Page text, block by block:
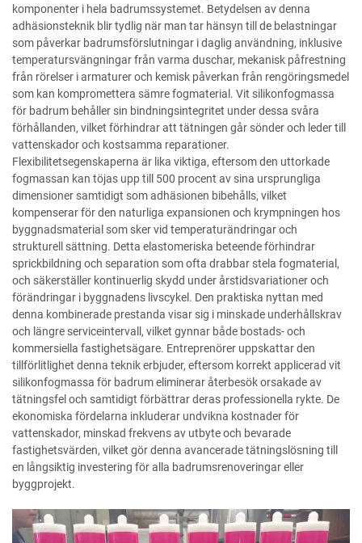
komponenter i hela badrumssystemet. Betydelsen av denna
adhäsionsteknik blir tydlig när man tar hänsyn till de belastningar
som påverkar badrumsförslutningar i daglig användning, inklusive
temperatursvängningar från varma duschar, mekanisk påfrestning
från rörelser i armaturer och kemisk påverkan från rengöringsmedel
som kan kompromettera sämre fogmaterial. Vit silikonfogmassa
för badrum behåller sin bindningsintegritet under dessa svåra
förhållanden, vilket förhindrar att tätningen går sönder och leder till
vattenskador och kostsamma reparationer.
Flexibilitetsegenskaperna är lika viktiga, eftersom den uttorkade
fogmassan kan töjas upp till 500 procent av sina ursprungliga
dimensioner samtidigt som adhäsionen bibehålls, vilket
kompenserar för den naturliga expansionen och krympningen hos
byggnadsmaterial som sker vid temperaturändringar och
strukturell sättning. Detta elastomeriska beteende förhindrar
sprickbildning och separation som ofta drabbar stela fogmaterial,
och säkerställer kontinuerlig skydd under årstidsvariationer och
förändringar i byggnadens livscykel. Den praktiska nyttan med
denna kombinerade prestanda visar sig i minskade underhållskrav
och längre serviceintervall, vilket gynnar både bostads- och
kommersiella fastighetsägare. Entreprenörer uppskattar den
tillförlitlighet denna teknik erbjuder, eftersom korrekt applicerad vit
silikonfogmassa för badrum eliminerar återbesök orsakade av
tätningsfel och samtidigt förbättrar deras professionella rykte. De
ekonomiska fördelarna inkluderar undvikna kostnader för
vattenskador, minskad frekvens av utbyte och bevarade
fastighetsvärden, vilket gör denna avancerade tätningslösning till
en långsiktig investering för alla badrumsrenoveringar eller
byggprojekt.